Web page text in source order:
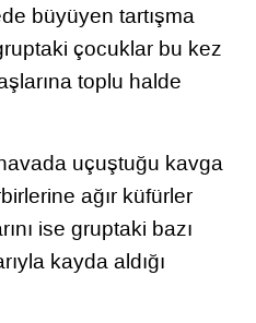
büyüyen tartışma
çocuklar bu kez
toplu halde
uçuştuğu kavga
ağır küfürler
ise gruptaki bazı
kayda aldığı